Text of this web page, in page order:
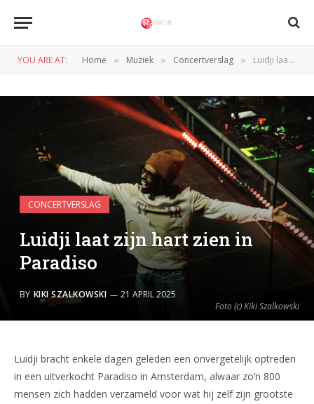
YOU ARE AT: Home » Muziek » Concertverslag » Luidji laat zijn hart zien in Paradiso
Foto (c) Kiki Szalkowski
CONCERTVERSLAG
Luidji laat zijn hart zien in
Paradiso
BY KIKI SZALKOWSKI 21 APRIL 2025
Luidji bracht enkele dagen geleden een onvergetelijk optreden
in een uitverkocht Paradiso in Amsterdam, alwaar zo’n 800
mensen zich hadden verzameld voor wat hij zelf zijn grootste